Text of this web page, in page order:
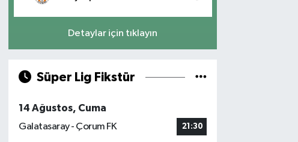
Detaylar için tıklayın
Süper Lig Fikstür
14 Ağustos, Cuma
Galatasaray - Çorum FK
21:30